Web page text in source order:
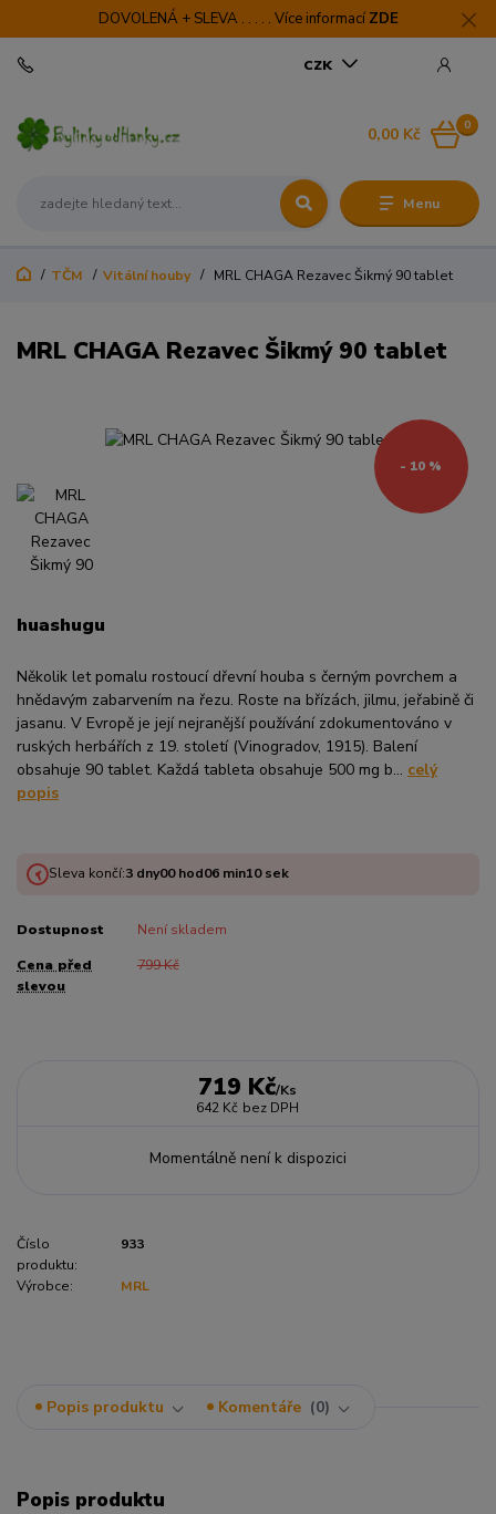
DOVOLENÁ + SLEVA . . . . . Více informací ZDE
Menu
CZK
0
0,00 Kč
TČM Vitální houby MRL CHAGA Rezavec Šikmý 90 tablet
MRL CHAGA Rezavec Šikmý 90 tablet
- 10 %
huashugu
Několik let pomalu rostoucí dřevní houba s černým povrchem a
hnědavým zabarvením na řezu. Roste na břízách, jilmu, jeřabině či
jasanu. V Evropě je její nejranější používání zdokumentováno v
ruských herbářích z 19. století (Vinogradov, 1915). Balení
obsahuje 90 tablet. Každá tableta obsahuje 500 mg b... celý
popis
Sleva končí:3 dny00hod06min09sek
Dostupnost Není skladem
Cena před
slevou
799 Kč
719 Kč/Ks
642 Kč bez DPH
Momentálně není k dispozici
Číslo
produktu:
933
Výrobce: MRL
Popis produktu Komentáře 0
Popis produktu